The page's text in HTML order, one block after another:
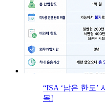
“ISA ‘남은 한도’
목!